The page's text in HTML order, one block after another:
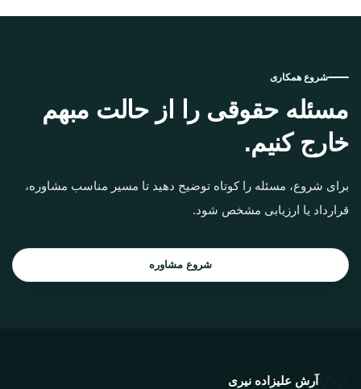
شروع همکاری
مسئله حقوقی را از حالت مبهم
خارج کنیم.
برای شروع، مسئله را کوتاه توضیح دهید تا مسیر مناسب مشاوره،
قرارداد یا ارزیابی مشخص شود.
شروع مشاوره
آرش علیزاده نیری